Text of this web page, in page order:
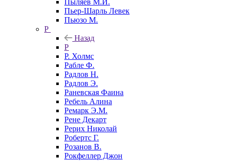
Пыляев М.И.
Пьер-Шарль Левек
Пьюзо М.
Р
Назад
Р
Р. Холмс
Рабле Ф.
Радлов Н.
Радлов Э.
Раневская Фаина
Ребель Алина
Ремарк Э.М.
Рене Декарт
Рерих Николай
Робертс Г.
Розанов В.
Рокфеллер Джон